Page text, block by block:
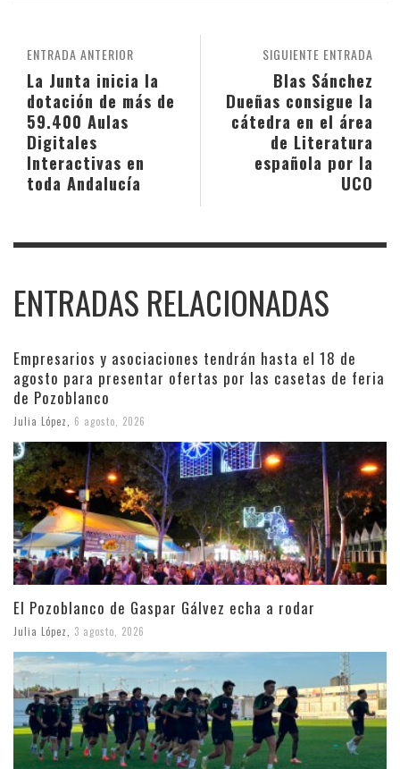
SIGUIENTE ENTRADA
Blas Sánchez
Dueñas consigue la
cátedra en el área
de Literatura
española por la
UCO
ENTRADA ANTERIOR
La Junta inicia la
dotación de más de
59.400 Aulas
Digitales
Interactivas en
toda Andalucía
ENTRADAS RELACIONADAS
Empresarios y asociaciones tendrán hasta el 18 de
agosto para presentar ofertas por las casetas de feria
de Pozoblanco
Julia López 6 agosto, 2026
El Pozoblanco de Gaspar Gálvez echa a rodar
Julia López 3 agosto, 2026